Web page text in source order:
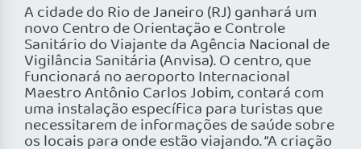
A cidade do Rio de Janeiro (RJ) ganhará um
novo Centro de Orientação e Controle
Sanitário do Viajante da Agência Nacional de
Vigilância Sanitária (Anvisa). O centro, que
funcionará no aeroporto Internacional
Maestro Antônio Carlos Jobim, contará com
uma instalação específica para turistas que
necessitarem de informações de saúde sobre
os locais para onde estão viajando. “A criação